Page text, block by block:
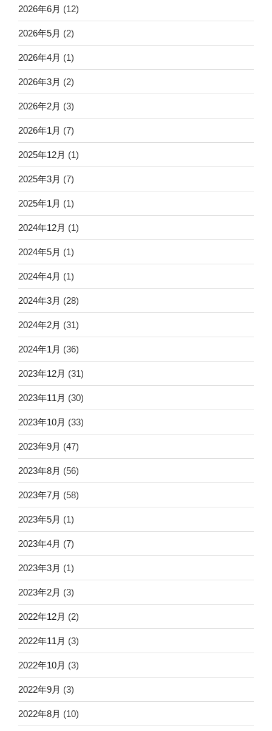
2026年6月 (12)
2026年5月 (2)
2026年4月 (1)
2026年3月 (2)
2026年2月 (3)
2026年1月 (7)
2025年12月 (1)
2025年3月 (7)
2025年1月 (1)
2024年12月 (1)
2024年5月 (1)
2024年4月 (1)
2024年3月 (28)
2024年2月 (31)
2024年1月 (36)
2023年12月 (31)
2023年11月 (30)
2023年10月 (33)
2023年9月 (47)
2023年8月 (56)
2023年7月 (58)
2023年5月 (1)
2023年4月 (7)
2023年3月 (1)
2023年2月 (3)
2022年12月 (2)
2022年11月 (3)
2022年10月 (3)
2022年9月 (3)
2022年8月 (10)